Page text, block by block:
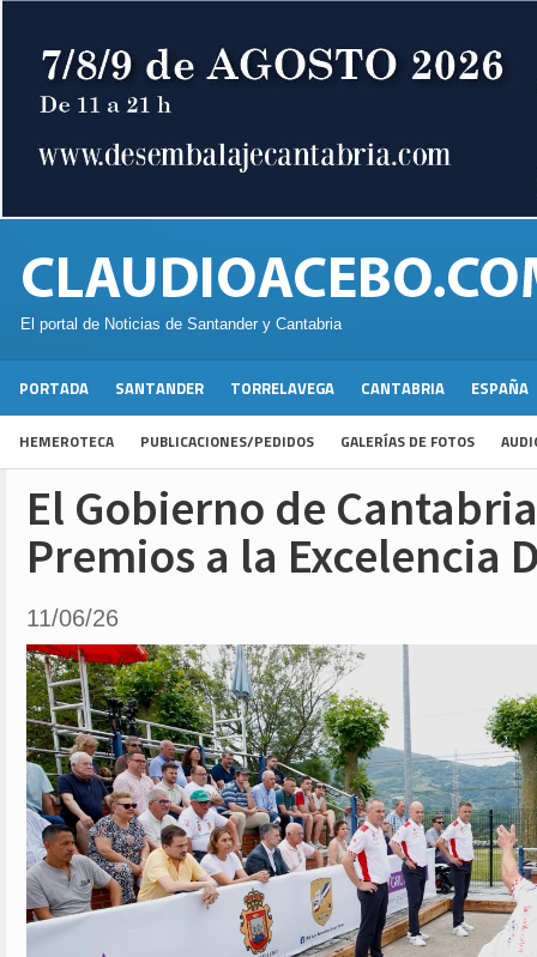
El portal de Noticias de Santander y Cantabria
PORTADA SANTANDER TORRELAVEGA CANTABRIA ESPAÑA
HEMEROTECA PUBLICACIONES/PEDIDOS GALERÍAS DE FOTOS
El Gobierno de
Premios a la Excelencia
11/06/26